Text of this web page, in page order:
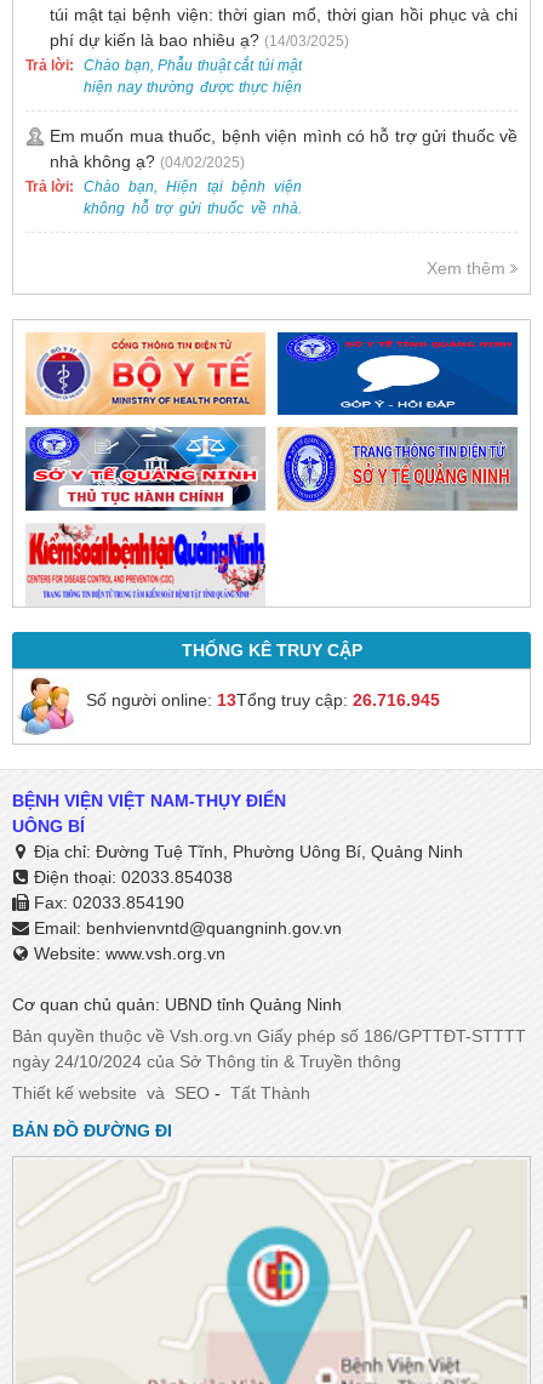
túi mật tại bệnh viện: thời gian mổ, thời gian hồi phục và chi
phí dự kiến là bao nhiêu ạ? (14/03/2025)
Trả lời:
Chào bạn, Phẫu thuật cắt túi mật
hiện nay thường được thực hiện
bằng phương pháp nội soi, đây
là một kỹ thuật ít xâm lấn, an toàn
và phổ biến.
Em muốn mua thuốc, bệnh viện mình có hỗ trợ gửi thuốc về
nhà không ạ? (04/02/2025)
Trả lời:
Chào bạn, Hiện tại bệnh viện
không hỗ trợ gửi thuốc về nhà.
Việc cấp phát thuốc tại bệnh viện
trực tiếp.
Xem thêm
THỐNG KÊ TRUY CẬP
Số người online: 13Tổng truy cập: 26.716.945
BỆNH VIỆN VIỆT NAM-THỤY ĐIỂN
UÔNG BÍ
Địa chỉ: Đường Tuệ Tĩnh, Phường Uông Bí, Quảng Ninh
Điện thoại: 02033.854038
Fax: 02033.854190
Email: benhvienvntd@quangninh.gov.vn​​​​​​​
Website: www.vsh.org.vn
Cơ quan chủ quản: UBND tỉnh Quảng Ninh
Bản quyền thuộc về Vsh.org.vn Giấy phép số 186/GPTTĐT-STTTT
ngày 24/10/2024 của Sở Thông tin & Truyền thông
Thiết kế website và SEO - Tất Thành
BẢN ĐỒ ĐƯỜNG ĐI